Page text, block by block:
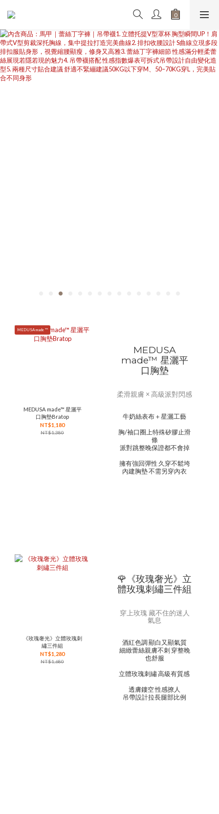
MEDUSA made ™
MEDUSA made™ 星灑平
口胸墊Bratop
NT$1,180
NT$1,380
MEDUSA
made™ 星灑平
口胸墊
柔滑親膚 × 高級派對閃感
牛奶絲表布＋星灑工藝
胸/袖口圈上特殊矽膠止滑
條
派對跳整晚保證都不會掉
擁有強回彈性 久穿不鬆垮
內建胸墊 不需另穿內衣
《玫瑰奢光》立體玫瑰刺
繡三件組
NT$1,280
NT$1,680
🌹《玫瑰奢光》立
體玫瑰刺繡三件組
穿上玫瑰 藏不住的迷人
氣息
酒紅色調 顯白又顯氣質
細緻蕾絲親膚不刺 穿整晚
也舒服
立體玫瑰刺繡 高級有質感
透膚鏤空 性感撩人
吊帶設計拉長腿部比例